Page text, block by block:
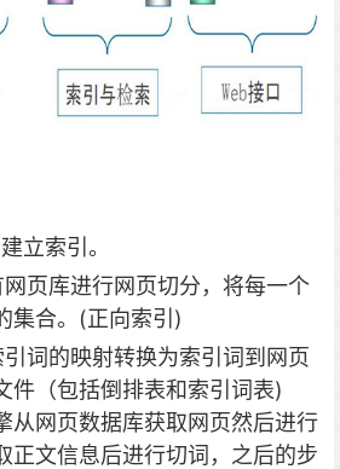
立索引。
页库进行网页切分，将每一个
集合。(正向索引)
词的映射转换为索引词到网页
件（包括倒排表和索引词表)
从网页数据库获取网页然后进行
正文信息后进行切词，之后的步